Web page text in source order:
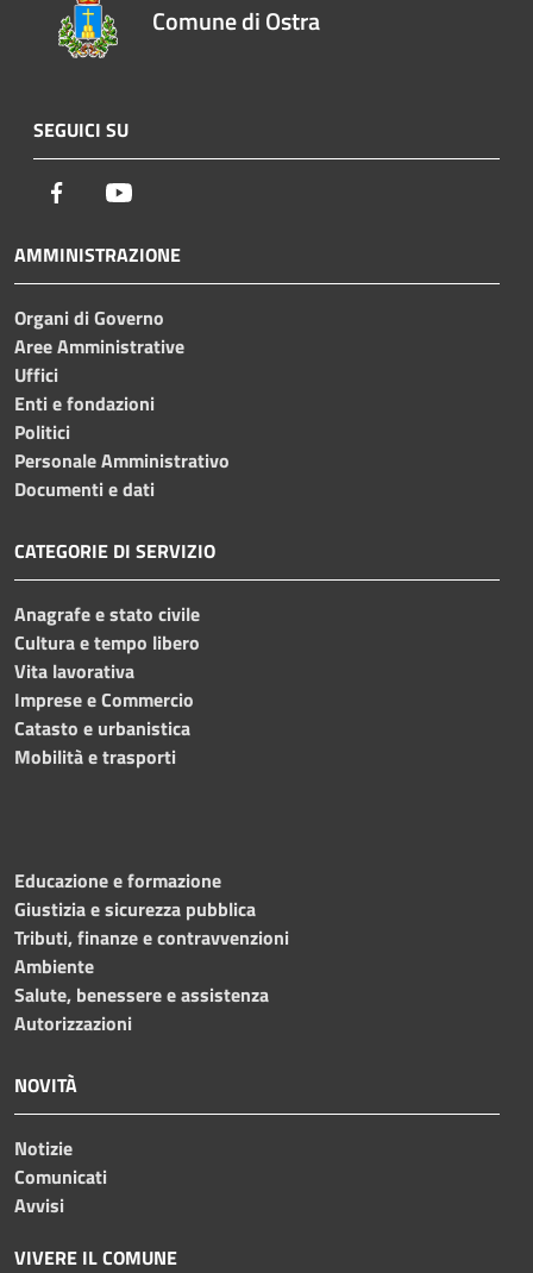
Comune di Ostra
SEGUICI SU
Facebook
AMMINISTRAZIONE
Organi di Governo
Aree Amministrative
Uffici
Enti e fondazioni
Politici
Personale Amministrativo
Documenti e dati
CATEGORIE DI SERVIZIO
Anagrafe e stato civile
Cultura e tempo libero
Vita lavorativa
Imprese e Commercio
Catasto e urbanistica
Mobilità e trasporti
Educazione e formazione
Giustizia e sicurezza pubblica
Tributi, finanze e contravvenzioni
Ambiente
Salute, benessere e assistenza
Autorizzazioni
NOVITÀ
Notizie
Comunicati
Avvisi
VIVERE IL COMUNE